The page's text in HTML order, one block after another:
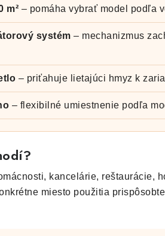
m² – pomáha vybrať model podľa
systém – mechanizmus
– priťahuje lietajúci hmyz k
– flexibilné umiestnenie podľa
kancelárie, reštaurácie,
miesto použitia